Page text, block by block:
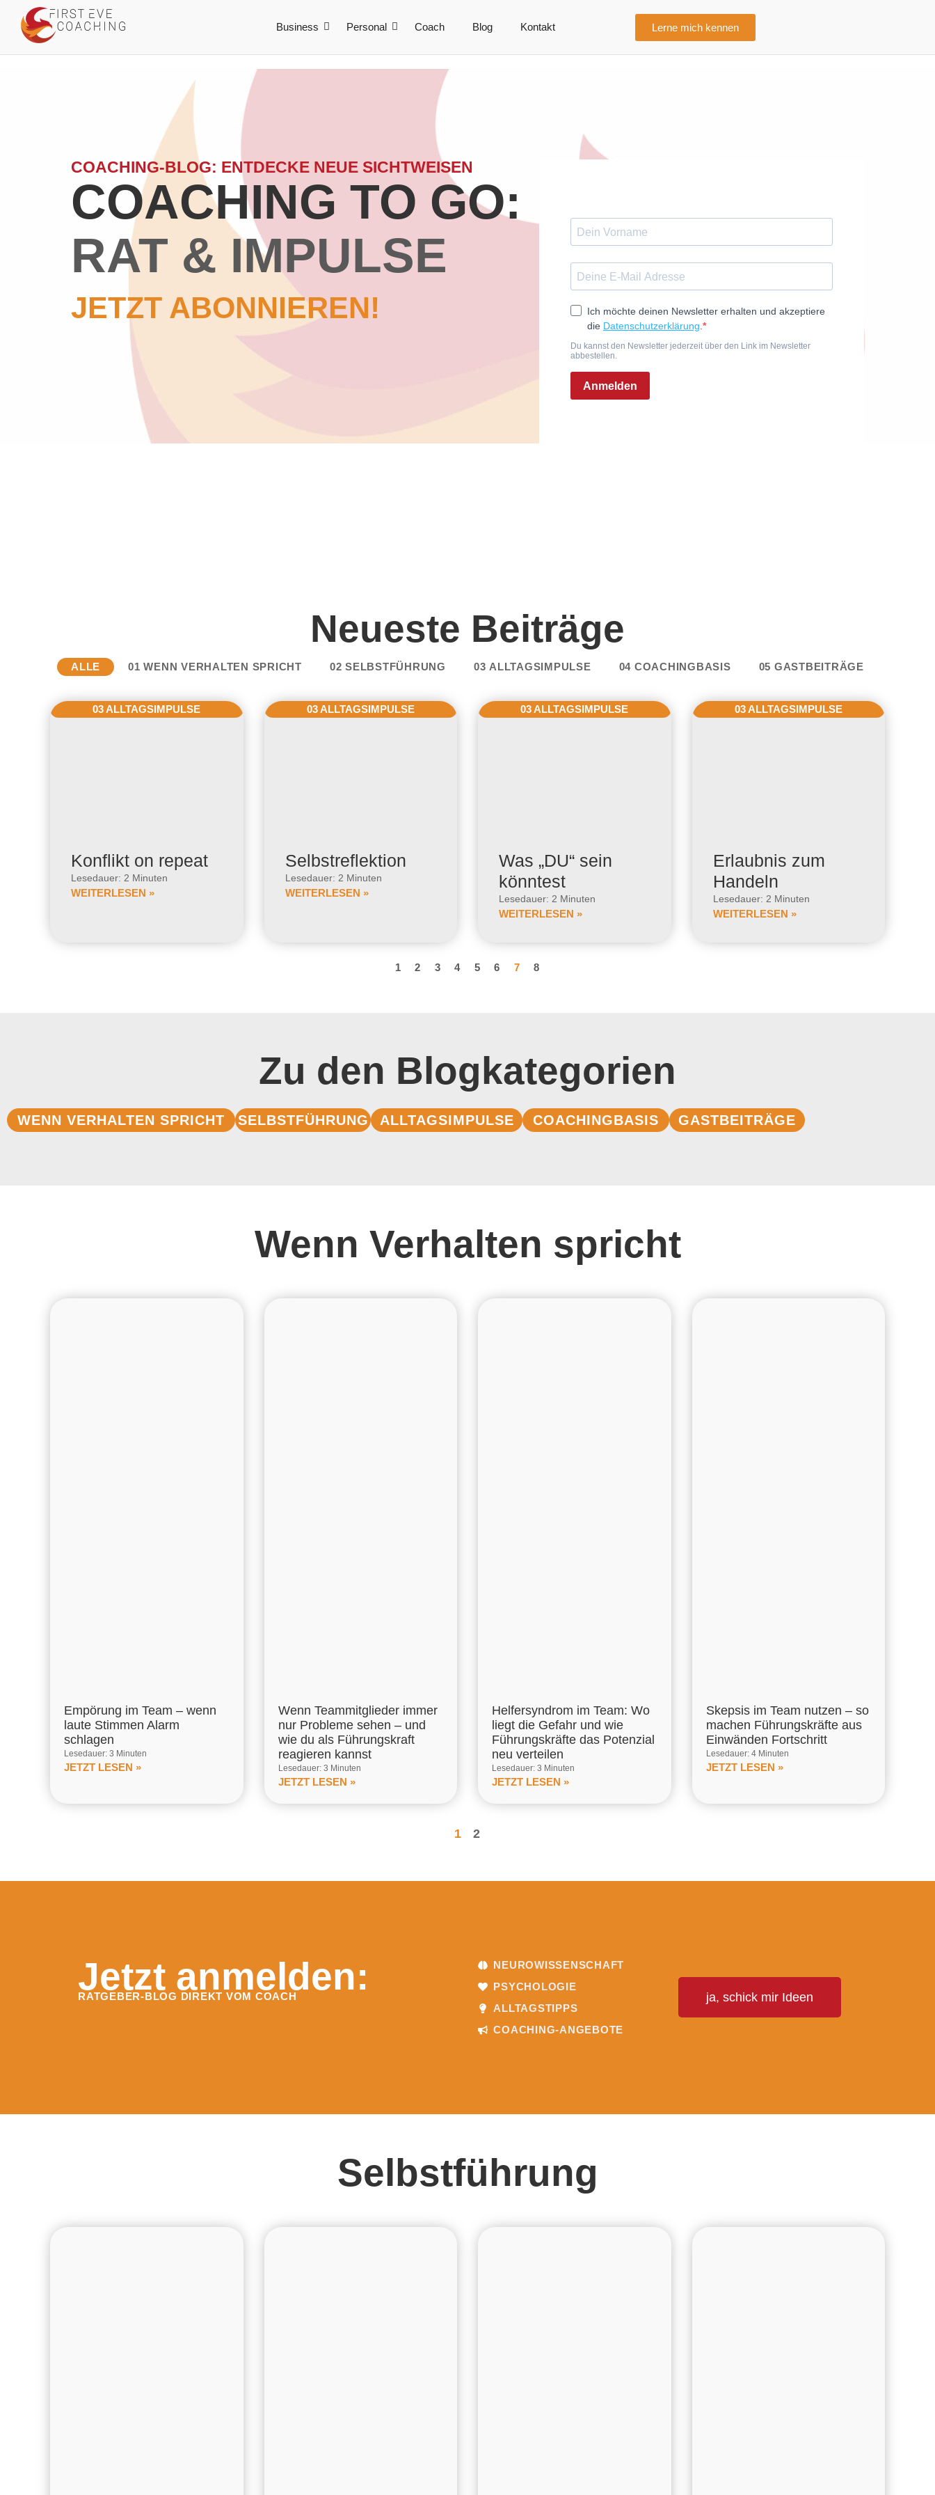
Business Personal Coach Blog Kontakt Lerne mich kennen
COACHING-BLOG: ENTDECKE NEUE SICHTWEISEN
COACHING TO GO:
RAT & IMPULSE
JETZT ABONNIEREN!
Neueste Beiträge
01 WENN VERHALTEN SPRICHT 02 SELBSTFÜHRUNG 03 ALLTAGSIMPULSE 04 COACHINGBASIS 05 GASTBEITRÄGE
ALLE
03 ALLTAGSIMPULSE
Konflikt on repeat
Lesedauer: 2 Minuten
WEITERLESEN »
03 ALLTAGSIMPULSE
Selbstreflektion
Lesedauer: 2 Minuten
WEITERLESEN »
03 ALLTAGSIMPULSE
Was „DU“ sein
könntest
Lesedauer: 2 Minuten
WEITERLESEN »
03 ALLTAGSIMPULSE
Erlaubnis zum
Handeln
Lesedauer: 2 Minuten
WEITERLESEN »
1 2 3 4 5 6 7 8
Zu den Blogkategorien
WENN VERHALTEN SPRICHT SELBSTFÜHRUNG ALLTAGSIMPULSE COACHINGBASIS GASTBEITRÄGE
Wenn Verhalten spricht
Empörung im Team – wenn
laute Stimmen Alarm
schlagen
Lesedauer: 3 Minuten
JETZT LESEN »
Wenn Teammitglieder immer
nur Probleme sehen – und
wie du als Führungskraft
reagieren kannst
Lesedauer: 3 Minuten
JETZT LESEN »
Helfersyndrom im Team: Wo
liegt die Gefahr und wie
Führungskräfte das Potenzial
neu verteilen
Lesedauer: 3 Minuten
JETZT LESEN »
Skepsis im Team nutzen – so
machen Führungskräfte aus
Einwänden Fortschritt
Lesedauer: 4 Minuten
JETZT LESEN »
1 2
Jetzt anmelden:
RATGEBER-BLOG DIREKT VOM COACH
NEUROWISSENSCHAFT
PSYCHOLOGIE
ALLTAGSTIPPS
COACHING-ANGEBOTE
ja, schick mir Ideen
Selbstführung